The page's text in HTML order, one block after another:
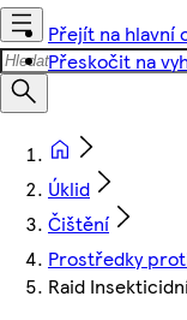
Přejít na hlavní
Přeskočit na
Úklid
Čištění
Prostředky
Raid